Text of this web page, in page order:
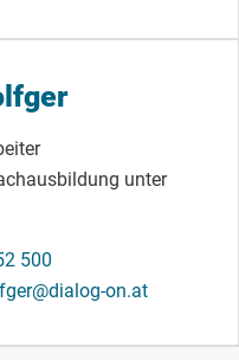
unter
500
on.at